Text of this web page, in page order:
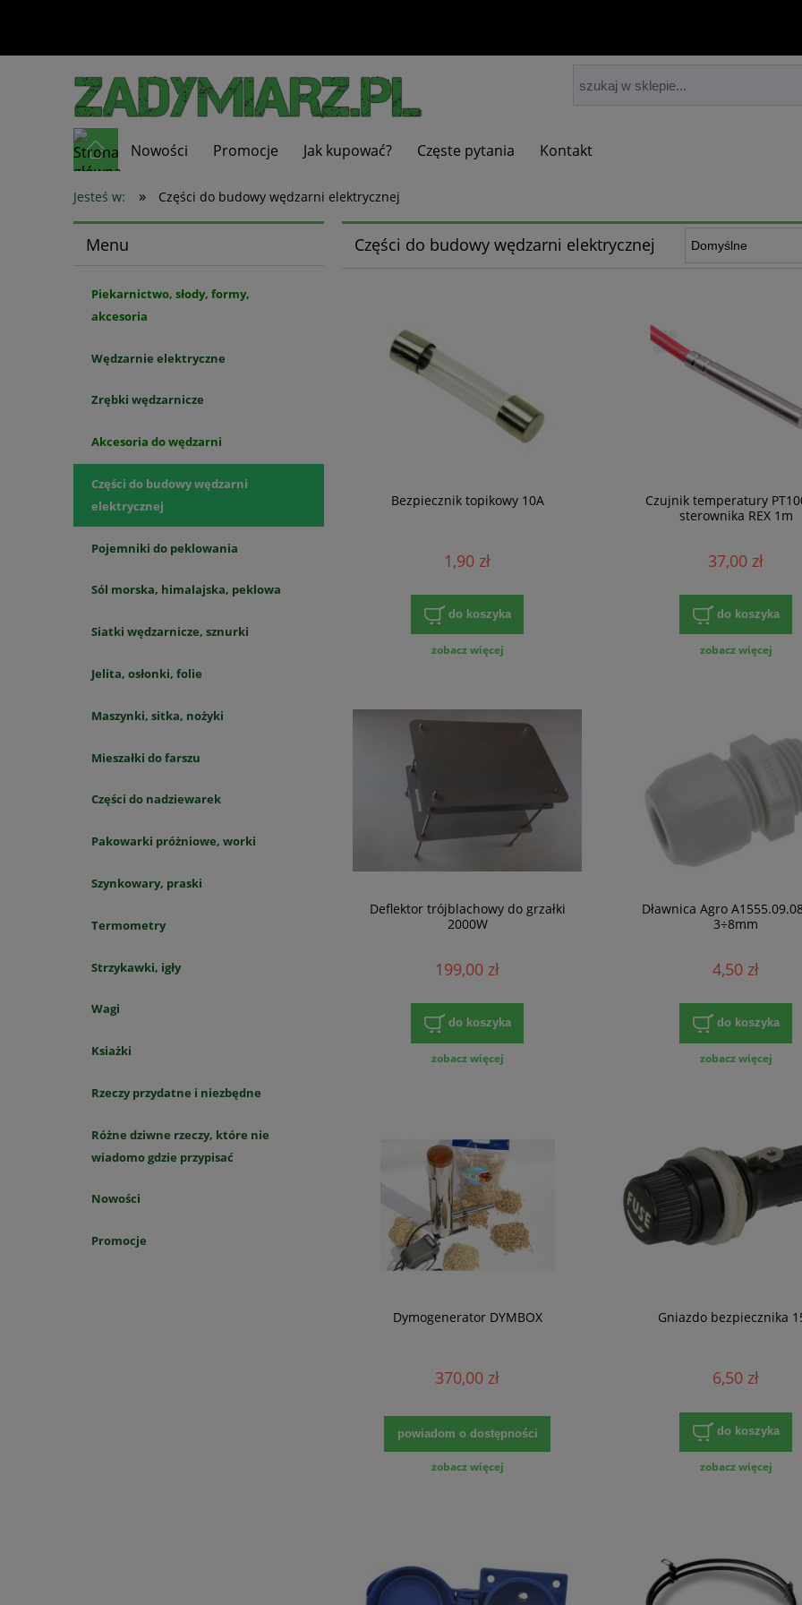
Nowości Promocje Jak kupować? Częste pytania Kontakt
Jesteś w: » Części do budowy wędzarni elektrycznej
Menu
Piekarnictwo, słody, formy,
akcesoria
Wędzarnie elektryczne
Zrębki wędzarnicze
Akcesoria do wędzarni
Części do budowy wędzarni
elektrycznej
Pojemniki do peklowania
Sól morska, himalajska, peklowa
Siatki wędzarnicze, sznurki
Jelita, osłonki, folie
Maszynki, sitka, nożyki
Mieszałki do farszu
Części do nadziewarek
Pakowarki próżniowe, worki
Szynkowary, praski
Termometry
Strzykawki, igły
Wagi
Ksiażki
Rzeczy przydatne i niezbędne
Różne dziwne rzeczy, które nie
wiadomo gdzie przypisać
Nowości
Promocje
Części do budowy wędzarni elektrycznej
Bezpiecznik topikowy 10A
1,90 zł
do koszyka
zobacz więcej
Czujnik temperatury
sterownika REX 1m
37,00 zł
do koszyka
zobacz więcej
Deflektor trójblachowy do grzałki
2000W
199,00 zł
do koszyka
zobacz więcej
Dławnica Agro
3÷8mm
4,50 zł
do koszyka
zobacz więcej
Dymogenerator DYMBOX
370,00 zł
powiadom o dostępności
zobacz więcej
Gniazdo bezpiecznika
6,50 zł
do koszyka
zobacz więcej